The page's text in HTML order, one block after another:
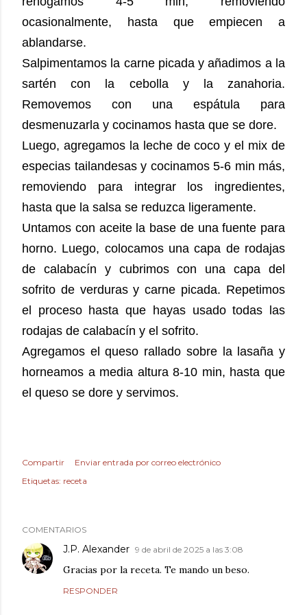
ocasionalmente, hasta que empiecen a
ablandarse.
Salpimentamos la carne picada y añadimos a la
sartén con la cebolla y la zanahoria.
Removemos con una espátula para
desmenuzarla y cocinamos hasta que se dore.
Luego, agregamos la leche de coco y el mix de
especias tailandesas y cocinamos 5-6 min más,
removiendo para integrar los ingredientes,
hasta que la salsa se reduzca ligeramente.
Untamos con aceite la base de una fuente para
horno. Luego, colocamos una capa de rodajas
de calabacín y cubrimos con una capa del
sofrito de verduras y carne picada. Repetimos
el proceso hasta que hayas usado todas las
rodajas de calabacín y el sofrito.
Agregamos el queso rallado sobre la lasaña y
horneamos a media altura 8-10 min, hasta que
el queso se dore y servimos.
Compartir
Enviar entrada por correo electrónico
Etiquetas: receta
COMENTARIOS
J.P. Alexander 9 de abril de 2025 a las 3:08
Gracias por la receta. Te mando un beso.
RESPONDER